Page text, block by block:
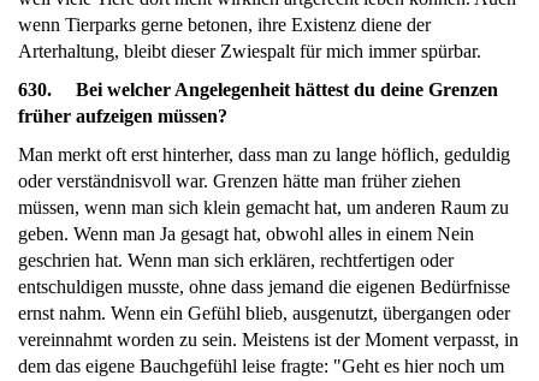
wenn Tierparks gerne betonen, ihre Existenz diene der
Arterhaltung, bleibt dieser Zwiespalt für mich immer spürbar.
630. Bei welcher Angelegenheit hättest du deine Grenzen
früher aufzeigen müssen?
Man merkt oft erst hinterher, dass man zu lange höflich, geduldig
oder verständnisvoll war. Grenzen hätte man früher ziehen
müssen, wenn man sich klein gemacht hat, um anderen Raum zu
geben. Wenn man Ja gesagt hat, obwohl alles in einem Nein
geschrien hat. Wenn man sich erklären, rechtfertigen oder
entschuldigen musste, ohne dass jemand die eigenen Bedürfnisse
ernst nahm. Wenn ein Gefühl blieb, ausgenutzt, übergangen oder
vereinnahmt worden zu sein. Meistens ist der Moment verpasst, in
dem das eigene Bauchgefühl leise fragte: "Geht es hier noch um